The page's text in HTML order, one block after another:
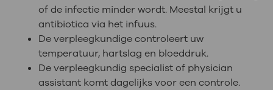
of de infectie minder wordt. Meestal krijgt u
antibiotica via het infuus.
De verpleegkundige controleert uw
temperatuur, hartslag en bloeddruk.
De verpleegkundig specialist of physician
assistant komt dagelijks voor een controle.